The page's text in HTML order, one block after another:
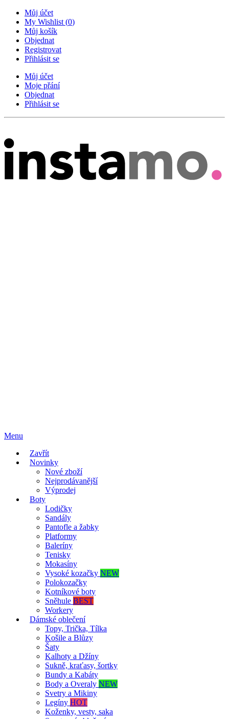
Můj účet
My Wishlist (0)
Můj košík
Objednat
Registrovat
Přihlásit se
Můj účet
Moje přání
Objednat
Přihlásit se
Menu
Zavřít
Novinky
Nové zboží
Nejprodávanější
Výprodej
Boty
Lodičky
Sandály
Pantofle a žabky
Platformy
Baleríny
Tenisky
Mokasíny
Vysoké kozačky NEW
Polokozačky
Kotníkové boty
Sněhule BEST
Workery
Dámské oblečení
Topy, Trička, Tílka
Košile a Blůzy
Šaty
Kalhoty a Džíny
Sukně, kraťasy, šortky
Bundy a Kabáty
Body a Overaly NEW
Svetry a Mikiny
Legíny HOT
Koženky, vesty, saka